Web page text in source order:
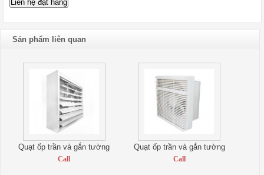
Sản phẩm liên quan
Quạt ốp trần và gắn tường
Call
Quạt ốp trần và gắn tường
Call